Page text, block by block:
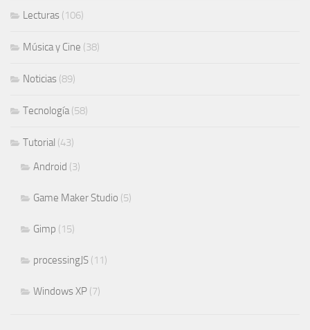
Lecturas (106)
Música y Cine (38)
Noticias (89)
Tecnología(58)
Tutorial (43)
Android (3)
Game Maker Studio (5)
Gimp (15)
processingJS (11)
Windows XP (7)